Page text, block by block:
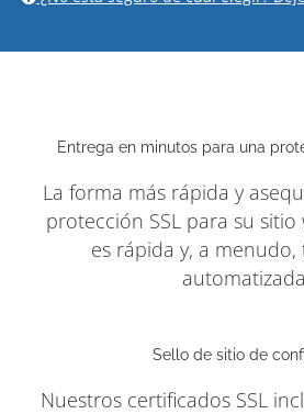
Entrega en minutos para una
La forma más rápida y
protección SSL para su sitio
es rápida y, a
Sello de sitio de
Nuestros certificados SSL